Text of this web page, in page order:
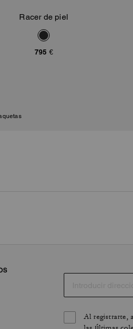
Añadir A La Cesta
Racer de piel
795 €
Al registrarte,